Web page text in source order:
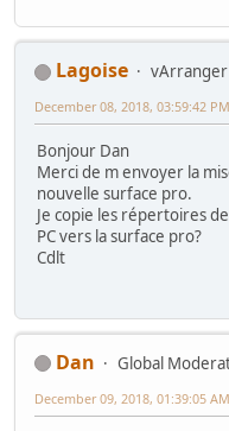
Lagoise
vArranger
December 08, 2018, 03:59:42 PM
Bonjour Dan
Merci de m envoyer la
nouvelle surface pro.
Je copie les répertoires
PC vers la surface pro?
Cdlt
Dan
Global
December 09, 2018, 01:39:05 AM